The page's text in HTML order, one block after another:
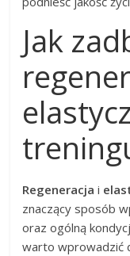
Jak
Regeneracja i
znaczący sposób
oraz ogólną
warto wprowadzić